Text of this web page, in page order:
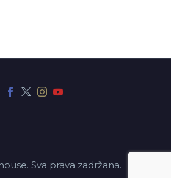
Sva prava zadržana.